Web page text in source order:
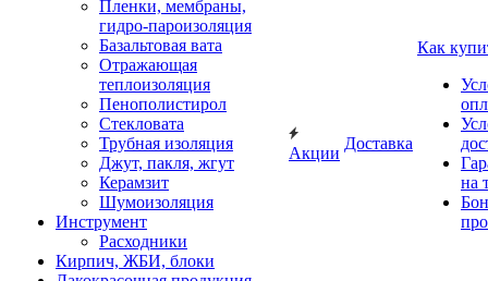
Пленки, мембраны,
гидро-пароизоляция
Базальтовая вата
Отражающая
теплоизоляция
Пенополистирол
Стекловата
Трубная изоляция
Джут, пакля, жгут
Керамзит
Шумоизоляция
Инструмент
Расходники
Кирпич, ЖБИ, блоки
Акции
Доставка
Как
на